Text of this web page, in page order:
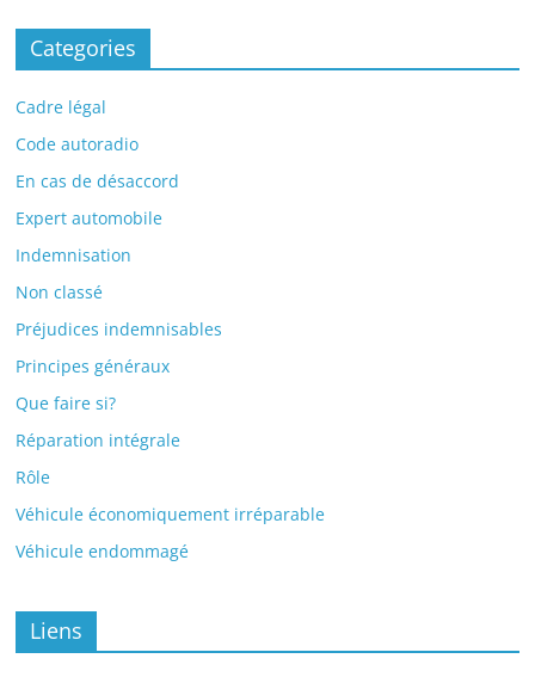
Categories
Cadre légal
Code autoradio
En cas de désaccord
Expert automobile
Indemnisation
Non classé
Préjudices indemnisables
Principes généraux
Que faire si?
Réparation intégrale
Rôle
Véhicule économiquement irréparable
Véhicule endommagé
Liens